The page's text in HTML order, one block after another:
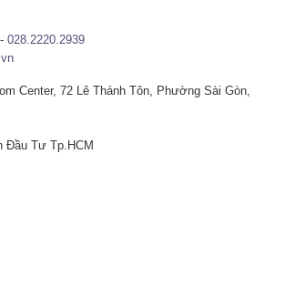
- 028.2220.2939
Center, 72 Lê Thánh Tôn, Phường Sài Gòn,
Đầu Tư Tp.HCM